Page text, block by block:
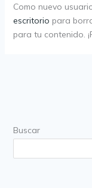
Como nuevo
escritorio para
para tu contenido.
Buscar